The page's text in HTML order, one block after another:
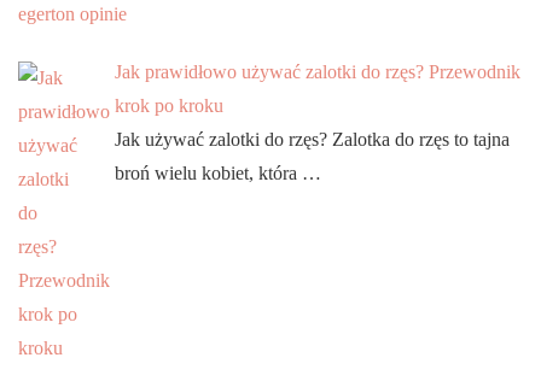
egerton opinie
Jak prawidłowo używać zalotki do rzęs? Przewodnik
krok po kroku
Jak używać zalotki do rzęs? Zalotka do rzęs to tajna
broń wielu kobiet, która …